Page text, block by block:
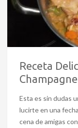
Receta
Champagne
Esta es sin dudas
lucirte en una
cena de amigas